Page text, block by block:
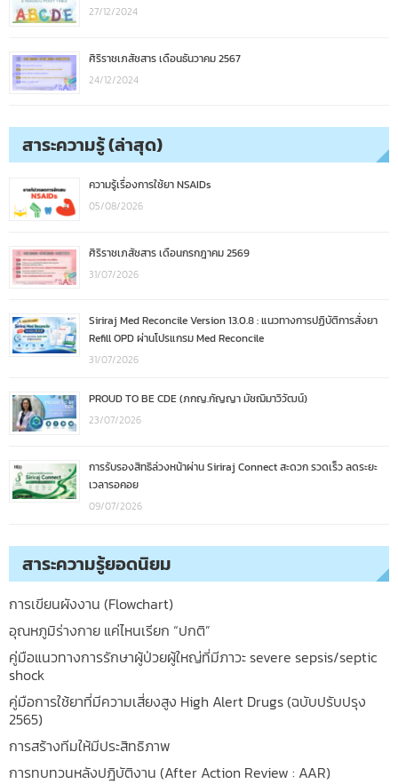
27/12/2024
ศิริราชเภสัชสาร เดือนธันวาคม 2567
24/12/2024
สาระความรู้ (ล่าสุด)
ความรู้เรื่องการใช้ยา NSAIDs
05/08/2026
ศิริราชเภสัชสาร เดือนกรกฎาคม 2569
31/07/2026
Siriraj Med Reconcile Version 13.0.8 : แนวทางการปฏิบัติการสั่งยา
Refill OPD ผ่านโปรแกรม Med Reconcile
31/07/2026
PROUD TO BE CDE (ภกญ.กัญญา มัชฌิมาวิวัฒน์)
23/07/2026
การรับรองสิทธิล่วงหน้าผ่าน Siriraj Connect สะดวก รวดเร็ว ลดระยะ
เวลารอคอย
09/07/2026
สาระความรู้ยอดนิยม
การเขียนผังงาน (Flowchart)
อุณหภูมิร่างกาย แค่ไหนเรียก “ปกติ”
คู่มือแนวทางการรักษาผู้ป่วยผู้ใหญ่ที่มีภาวะ severe sepsis/septic
shock
คู่มือการใช้ยาที่มีความเสี่ยงสูง High Alert Drugs (ฉบับปรับปรุง
2565)
การสร้างทีมให้มีประสิทธิภาพ
การทบทวนหลังปฎิบัติงาน (After Action Review : AAR)